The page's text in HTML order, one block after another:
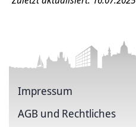
Impressum
AGB und Rechtliches